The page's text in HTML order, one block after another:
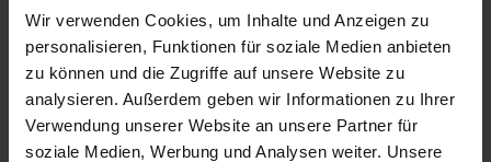
Wir verwenden Cookies, um Inhalte und Anzeigen zu
personalisieren, Funktionen für soziale Medien anbieten
zu können und die Zugriffe auf unsere Website zu
analysieren. Außerdem geben wir Informationen zu Ihrer
Verwendung unserer Website an unsere Partner für
soziale Medien, Werbung und Analysen weiter. Unsere